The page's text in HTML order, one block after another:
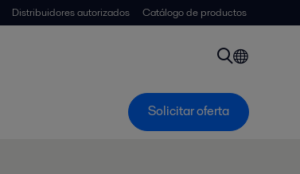
Distribuidores autorizados Catálogo de productos
Solicitar oferta